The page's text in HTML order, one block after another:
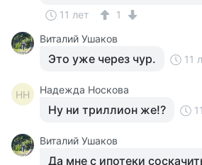
11 лет
1
Виталий Ушаков
Это уже через чур. 11
НН Надежда Носкова
Ну ни триллион же!?
Виталий Ушаков
Да мне с ипотеки